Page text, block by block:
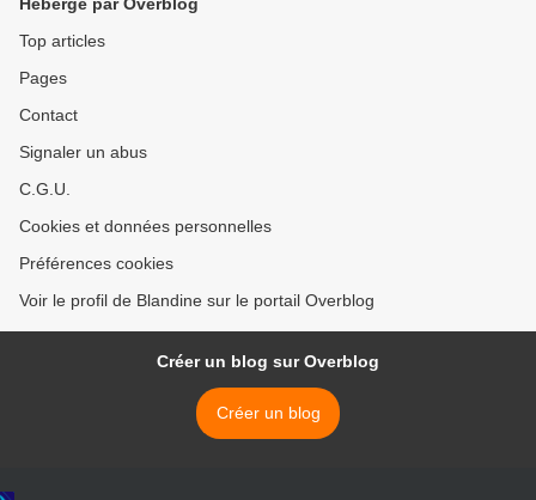
Top articles
Pages
Contact
Signaler un abus
C.G.U.
Cookies et données personnelles
Préférences cookies
Voir le profil de Blandine sur le portail Overblog
Créer un blog sur Overblog
Créer un blog